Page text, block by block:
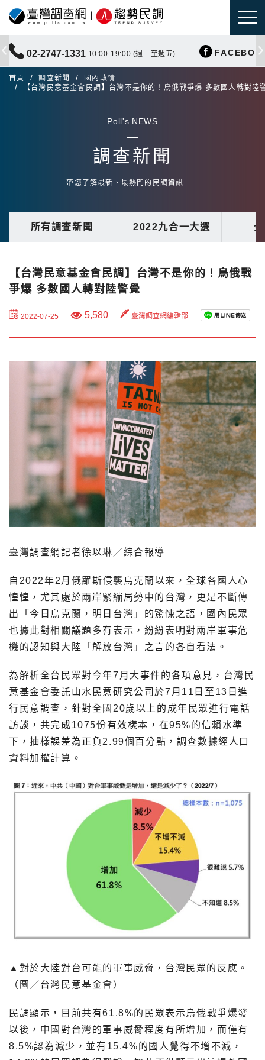
02-2747-1331 10:00-19:00 (週一至週五)
首頁 調查新聞
國內政情
【台灣民意基金會民調】台灣不是你的！烏俄戰爭爆 多數國人轉對陸
Poll's NEWS
調查新聞
帶您了解最新、最熱門的民調資訊......
所有調查新聞 2022九合一大選
【台灣民意基金會民調】台灣不是你的！烏俄戰
爭爆 多數國人轉對陸警覺
2022-07-25 5,580 臺灣調查網編輯部
臺灣調查網記者徐以琳／綜合報導
自2022年2月俄羅斯侵襲烏克蘭以來，全球各國人心
惶惶，尤其處於兩岸緊繃局勢中的台灣，更是不斷傳
出「今日烏克蘭，明日台灣」的驚悚之語，國內民眾
也據此對相關議題多有表示，紛紛表明對兩岸軍事危
機的認知與大陸「解放台灣」之言的各自看法。
為解析全台民眾對今年7月大事件的各項意見，台灣民
意基金會委託山水民意研究公司於7月11日至13日進
行民意調查，針對全國20歲以上的成年民眾進行電話
訪談，共完成1075份有效樣本，在95%的信賴水準
下，抽樣誤差為正負2.99個百分點，調查數據經人口
資料加權計算。
▲對於大陸對台可能的軍事威脅，台灣民眾的反應。
（圖／台灣民意基金會）
民調顯示，目前共有61.8%的民眾表示烏俄戰爭爆發
以後，中國對台灣的軍事威脅程度有所增加，而僅有
8.5%認為減少，並有15.4%的國人覺得不增不減，